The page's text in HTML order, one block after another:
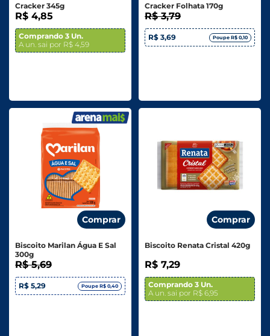
Cracker 345g
R$ 4,85
Comprando 3 Un.
A un. sai por R$ 4,59
Cracker Folhata 170g
R$ 3,79
R$ 3,69 Poupe R$ 0,10
Comprar
Biscoito Marilan Água E Sal
300g
R$ 5,69
R$ 5,29 Poupe R$ 0,40
Comprar
Biscoito Renata Cristal 420g
R$ 7,29
Comprando 3 Un.
A un. sai por R$ 6,95